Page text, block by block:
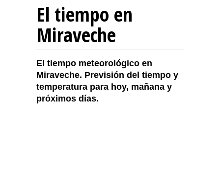
El tiempo en
Miraveche
El tiempo meteorológico en
Miraveche. Previsión del tiempo y
temperatura para hoy, mañana y
próximos días.